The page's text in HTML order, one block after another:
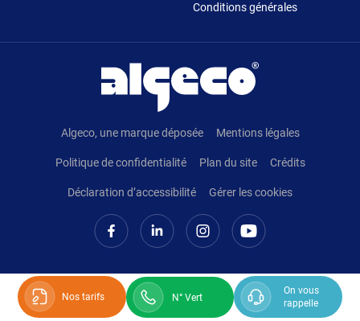
Nos tarifs N° Vert
On vous
rappelle
Conditions générales
Algeco, une marque déposée Mentions légales
Politique de confidentialité Plan du site Crédits
Déclaration d’accessibilité Gérer les cookies